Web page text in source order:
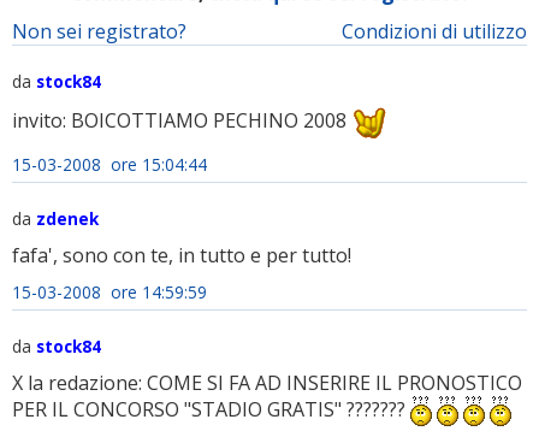
Condizioni di utilizzo
Non sei registrato?
da stock84
invito: BOICOTTIAMO PECHINO 2008
15-03-2008 ore 15:04:44
da zdenek
fafa', sono con te, in tutto e per tutto!
15-03-2008 ore 14:59:59
da stock84
X la redazione: COME SI FA AD INSERIRE IL PRONOSTICO
PER IL CONCORSO "STADIO GRATIS" ???????